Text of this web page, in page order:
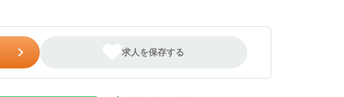
求人を保存する